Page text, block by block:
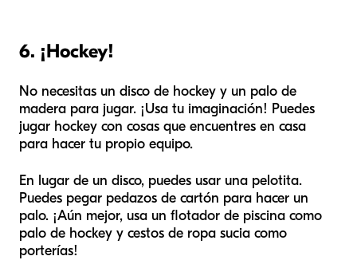
6. ¡Hockey!
No necesitas un disco de hockey y un palo de
madera para jugar. ¡Usa tu imaginación! Puedes
jugar hockey con cosas que encuentres en casa
para hacer tu propio equipo.
En lugar de un disco, puedes usar una pelotita.
Puedes pegar pedazos de cartón para hacer un
palo. ¡Aún mejor, usa un flotador de piscina como
palo de hockey y cestos de ropa sucia como
porterías!